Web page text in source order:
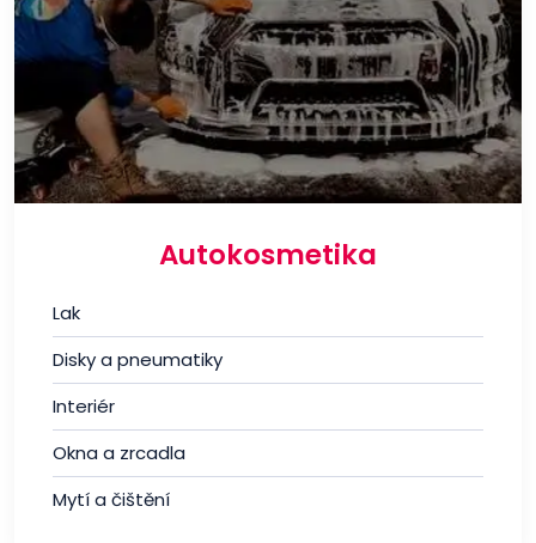
Autokosmetika
Lak
Disky a pneumatiky
Interiér
Okna a zrcadla
Mytí a čištění